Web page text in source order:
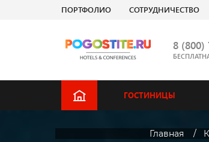
ПОРТФОЛИО СОТРУДНИЧЕСТВО
8 (800)
ГОСТИНИЦЫ
Главная